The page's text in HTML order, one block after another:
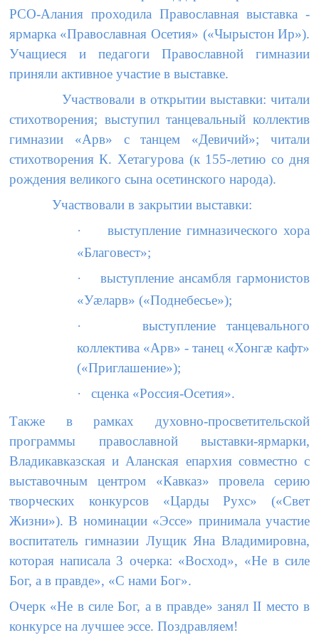
РСО-Алания проходила Православная выставка -
ярмарка «Православная Осетия» («Чырыстон Ир»).
Учащиеся и педагоги Православной гимназии
приняли активное участие в выставке.
Участвовали в открытии выставки: читали
стихотворения; выступил танцевальный коллектив
гимназии «Арв» с танцем «Девичий»; читали
стихотворения К. Хетагурова (к 155-летию со дня
рождения великого сына осетинского народа).
Участвовали в закрытии выставки:
·
выступление гимназического хора
«Благовест»;
·
выступление ансамбля гармонистов
«Уæларв» («Поднебесье»);
·
выступление танцевального
коллектива «Арв» - танец «Хонгæ кафт»
(«Приглашение»);
·
сценка «Россия-Осетия».
Также в рамках духовно-просветительской
программы православной выставки-ярмарки,
Владикавказская и Аланская епархия совместно с
выставочным центром «Кавказ» провела серию
творческих конкурсов «Царды Рухс» («Свет
Жизни»). В номинации «Эссе» принимала участие
воспитатель гимназии Лущик Яна Владимировна,
которая написала 3 очерка: «Восход», «Не в силе
Бог, а в правде», «С нами Бог».
Очерк «Не в силе Бог, а в правде» занялII место в
конкурсе на лучшее эссе. Поздравляем!